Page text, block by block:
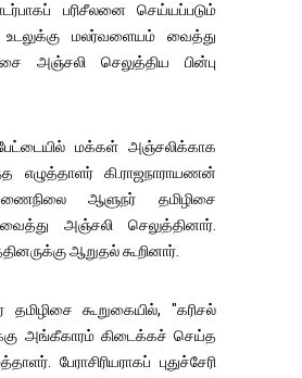
பரிசீலனை செய்யப்படும்
மலர்வளையம் வைத்து
அஞ்சலி செலுத்திய பின்பு
மக்கள் அஞ்சலிக்காக
எழுத்தாளர் கி.ராஜநாராயணன்
ஆளுநர் தமிழிசை
அஞ்சலி செலுத்தினார்.
ஆறுதல் கூறினார்.
கூறுகையில், "கரிசல்
அங்கீகாரம் கிடைக்கச் செய்த
பேராசிரியராகப் புதுச்சேரி